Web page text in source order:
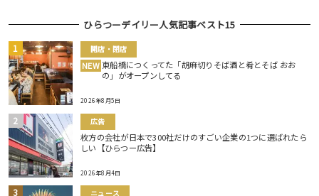
ひらつーデイリー人気記事ベスト15
開店・閉店
NEW 東船橋につくってた「胡麻切りそば酒と肴とそば おお
の」がオープンしてる
2026年8月5日
広告
枚方の会社が日本で300社だけのすごい企業の1つに選ばれたら
しい【ひらつー広告】
2026年8月4日
ニュース